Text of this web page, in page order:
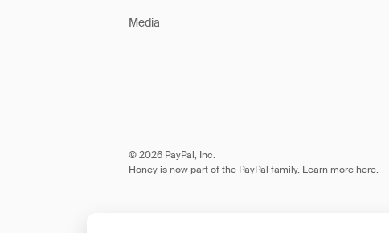
Media
© 2026 PayPal, Inc.
Honey is now part of the PayPal family. Learn more here.